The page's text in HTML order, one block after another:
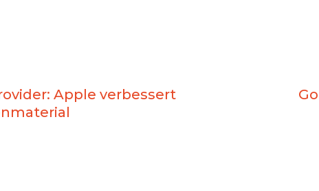
Apple verbessert